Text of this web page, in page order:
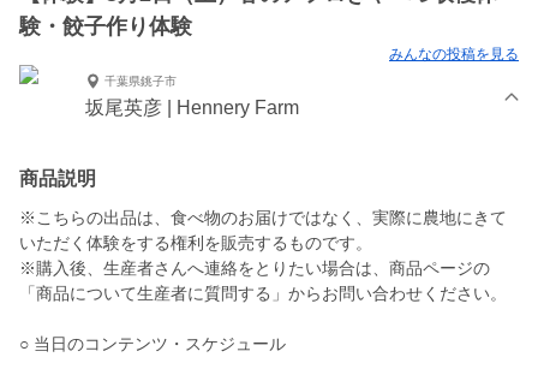
験・餃子作り体験
みんなの投稿を見る
千葉県銚子市
坂尾英彦 | Hennery Farm
商品説明
※こちらの出品は、食べ物のお届けではなく、実際に農地にきて
いただく体験をする権利を販売するものです。
※購入後、生産者さんへ連絡をとりたい場合は、商品ページの
「商品について生産者に質問する」からお問い合わせください。
○ 当日のコンテンツ・スケジュール